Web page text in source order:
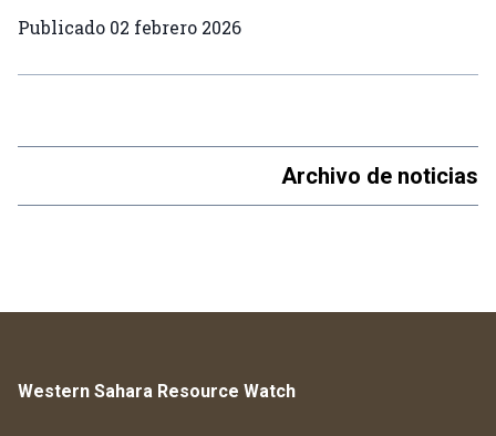
Publicado 02 febrero 2026
Archivo de noticias
Western Sahara Resource Watch